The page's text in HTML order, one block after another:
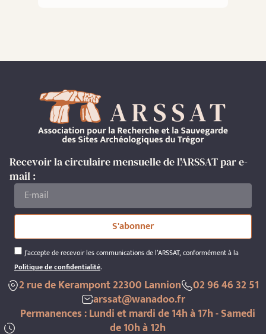
Recevoir la circulaire mensuelle de l'ARSSAT par e-
mail :
J’accepte de recevoir les communications de l’ARSSAT, conformément à la
Politique de confidentialité.
S'abonner
2 rue de Kerampont 22300 Lannion
02 96 46 32 51
arssat@wanadoo.fr
Permanences : Lundi et mardi de 14h à 17h - Samedi
de 10h à 12h